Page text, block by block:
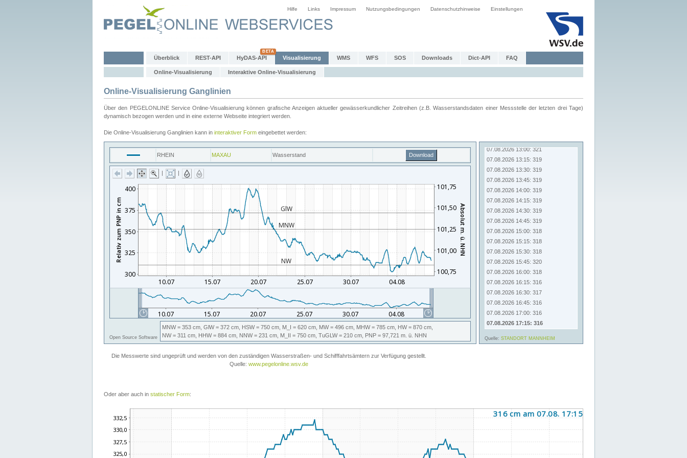
Hilfe Links Impressum Nutzungsbedingungen Datenschutzhinweise Einstellungen
Überblick REST-API HyDAS-API Visualisierung WMS WFS SOS Downloads Dict-API FAQ
Online-Visualisierung Interaktive Online-Visualisierung
Online-Visualisierung Ganglinien
Über den PEGELONLINE Service Online-Visualisierung können grafische Anzeigen aktueller gewässerkundlicher Zeitreihen (z.B. Wasserstandsdaten einer Messstelle der letzten drei Tage)
dynamisch bezogen werden und in eine externe Webseite integriert werden.
Die Online-Visualisierung Ganglinien kann in interaktiver Form eingebettet werden:
Oder aber auch in statischer Form: